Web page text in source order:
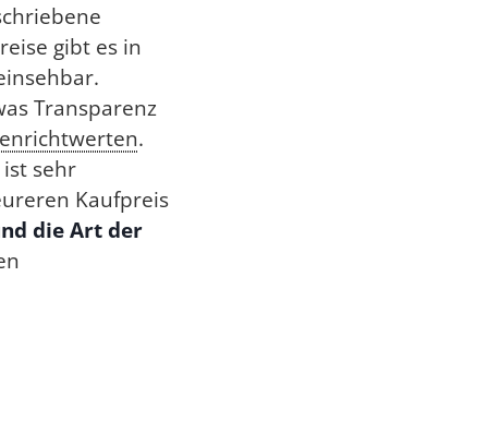
gibt es in
Transparenz
.
sehr
Kaufpreis
die Art der